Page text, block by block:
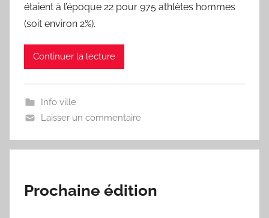
o
a
m
étaient à l’époque 22 pour 975 athlètes hommes
(soit environ 2%).
Continuer la lecture
Info ville
Laisser un commentaire
Prochaine édition